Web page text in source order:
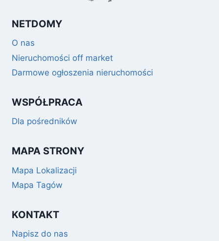
NETDOMY
O nas
Nieruchomości off market
Darmowe ogłoszenia nieruchomości
WSPÓŁPRACA
Dla pośredników
MAPA STRONY
Mapa Lokalizacji
Mapa Tagów
KONTAKT
Napisz do nas